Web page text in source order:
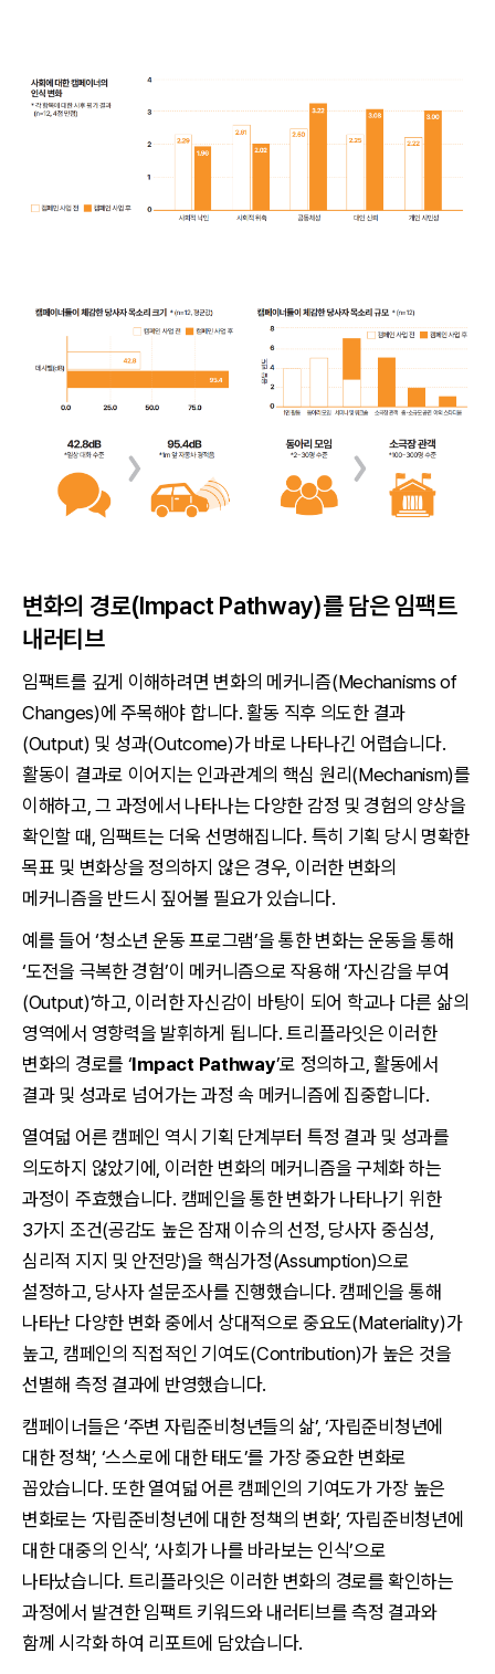
변화의 경로(Impact Pathway)를 담은 임팩트
내러티브
임팩트를 깊게 이해하려면 변화의 메커니즘(Mechanisms of
Changes)에 주목해야 합니다. 활동 직후 의도한 결과
(Output) 및 성과(Outcome)가 바로 나타나긴 어렵습니다.
활동이 결과로 이어지는 인과관계의 핵심 원리(Mechanism)를
이해하고, 그 과정에서 나타나는 다양한 감정 및 경험의 양상을
확인할 때, 임팩트는 더욱 선명해집니다. 특히 기획 당시 명확한
목표 및 변화상을 정의하지 않은 경우, 이러한 변화의
메커니즘을 반드시 짚어볼 필요가 있습니다.
예를 들어 ‘청소년 운동 프로그램’을 통한 변화는 운동을 통해
‘도전을 극복한 경험’이 메커니즘으로 작용해 ‘자신감을 부여
(Output)’하고, 이러한 자신감이 바탕이 되어 학교나 다른 삶의
영역에서 영향력을 발휘하게 됩니다. 트리플라잇은 이러한
변화의 경로를 ‘Impact Pathway’로 정의하고, 활동에서
결과 및 성과로 넘어가는 과정 속 메커니즘에 집중합니다.
열여덟 어른 캠페인 역시 기획 단계부터 특정 결과 및 성과를
의도하지 않았기에, 이러한 변화의 메커니즘을 구체화 하는
과정이 주효했습니다. 캠페인을 통한 변화가 나타나기 위한
3가지 조건(공감도 높은 잠재 이슈의 선정, 당사자 중심성,
심리적 지지 및 안전망)을 핵심가정(Assumption)으로
설정하고, 당사자 설문조사를 진행했습니다. 캠페인을 통해
나타난 다양한 변화 중에서 상대적으로 중요도(Materiality)가
높고, 캠페인의 직접적인 기여도(Contribution)가 높은 것을
선별해 측정 결과에 반영했습니다.
캠페이너들은 ‘주변 자립준비청년들의 삶’, ‘자립준비청년에
대한 정책’, ‘스스로에 대한 태도’를 가장 중요한 변화로
꼽았습니다. 또한 열여덟 어른 캠페인의 기여도가 가장 높은
변화로는 ‘자립준비청년에 대한 정책의 변화’, ‘자립준비청년에
대한 대중의 인식’, ‘사회가 나를 바라보는 인식’으로
나타났습니다. 트리플라잇은 이러한 변화의 경로를 확인하는
과정에서 발견한 임팩트 키워드와 내러티브를 측정 결과와
함께 시각화 하여 리포트에 담았습니다.